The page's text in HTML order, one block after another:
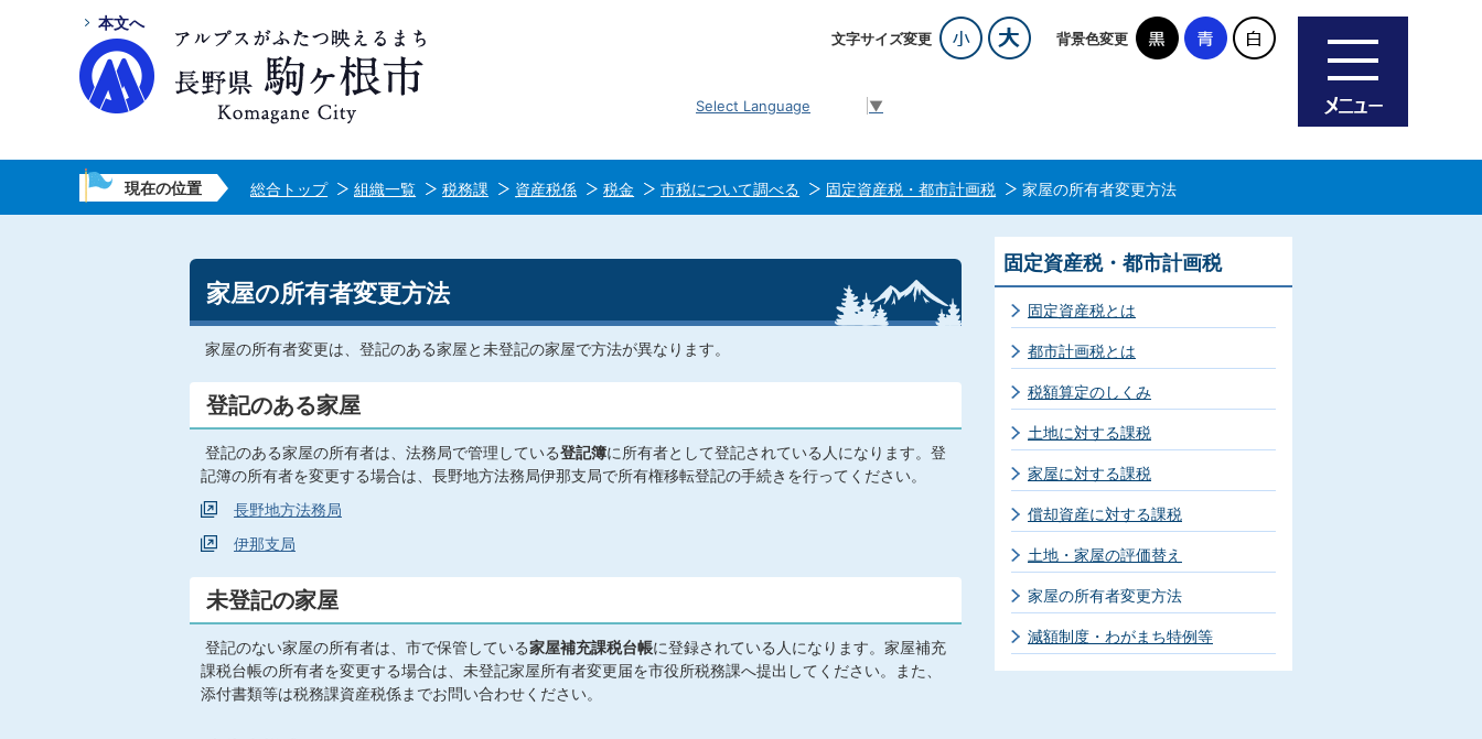
本文へ
文字サイズ変更 背景色変更
Select Language ▼
現在の位置 総合トップ 組織一覧 税務課 資産税係 税金 市税について調べる 固定資産税・都市計画税 家屋の所有者変更方法
家屋の所有者変更方法
家屋の所有者変更は、登記のある家屋と未登記の家屋で方法が異なります。
登記のある家屋
登記のある家屋の所有者は、法務局で管理している登記簿に所有者として登記されている人になります。登
記簿の所有者を変更する場合は、長野地方法務局伊那支局で所有権移転登記の手続きを行ってください。
長野地方法務局
伊那支局
未登記の家屋
登記のない家屋の所有者は、市で保管している家屋補充課税台帳に登録されている人になります。家屋補充
課税台帳の所有者を変更する場合は、未登記家屋所有者変更届を市役所税務課へ提出してください。また、
添付書類等は税務課資産税係までお問い合わせください。
固定資産税・都市計画税
固定資産税とは
都市計画税とは
税額算定のしくみ
土地に対する課税
家屋に対する課税
償却資産に対する課税
土地・家屋の評価替え
家屋の所有者変更方法
減額制度・わがまち特例等